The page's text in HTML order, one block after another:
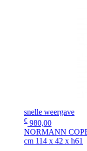
snelle weergave
€ 980,00
NORMANN
cm 114 x 42 x h61